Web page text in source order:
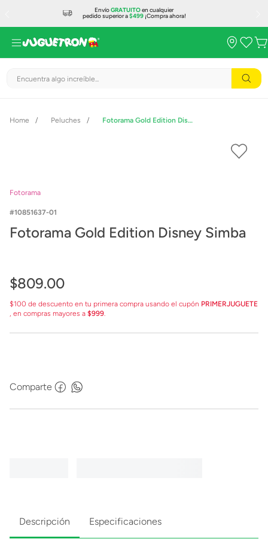
EnvíoGRATUITOen cualquier
pedido superior a$499¡Compra ahora!
Encuentra algo increíble...
Peluches Fotorama Gold Edition Disney Simba
Fotorama
10851637-01
Fotorama Gold Edition Disney Simba
$809.00
$100 de descuento en tu primera compra usando el cupón PRIMERJUGUETE
, en compras mayores a $999.
Comparte
Descripción Especificaciones